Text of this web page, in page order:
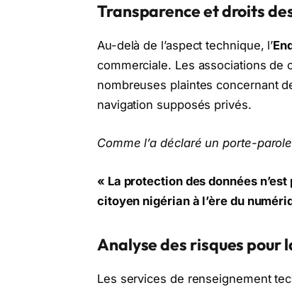
Transparence et droits
Au-delà de l’aspect technique, l’
commerciale. Les associations de
nombreuses plaintes concernant
navigation supposés privés.
Comme l’a déclaré un porte-
« La protection des données
citoyen nigérian à l’ère du
Analyse des risques pour
Les services de renseignement